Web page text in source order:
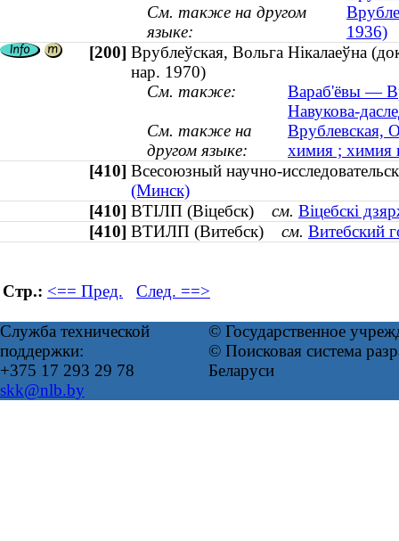
См. также на другом
языке:
1936)
[200] Врублеўская, Вольга Нiкалаеўна
нар. 1970)
См. также:
Вараб'ёвы —
Навукова-
См. также на
другом языке:
Врублевская,
химия ; химия
[410] Всесоюзный научно-
(Минск)
[410] ВТІЛП (Віцебск) см. Віцебскі
[410] ВТИЛП (Витебск) см. Витебский
Стр.: <== Пред. След. ==>
Служба технической
поддержки:
+375 17 293 29 78
skk@nlb.by
© Государственное
© Поисковая система
Беларуси